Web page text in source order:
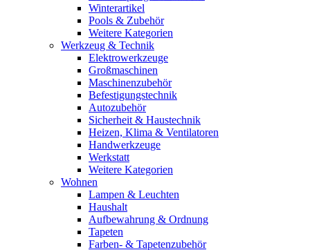
Winterartikel
Pools & Zubehör
Weitere Kategorien
Werkzeug & Technik
Elektrowerkzeuge
Großmaschinen
Maschinenzubehör
Befestigungstechnik
Autozubehör
Sicherheit & Haustechnik
Heizen, Klima & Ventilatoren
Handwerkzeuge
Werkstatt
Weitere Kategorien
Wohnen
Lampen & Leuchten
Haushalt
Aufbewahrung & Ordnung
Tapeten
Farben- & Tapetenzubehör